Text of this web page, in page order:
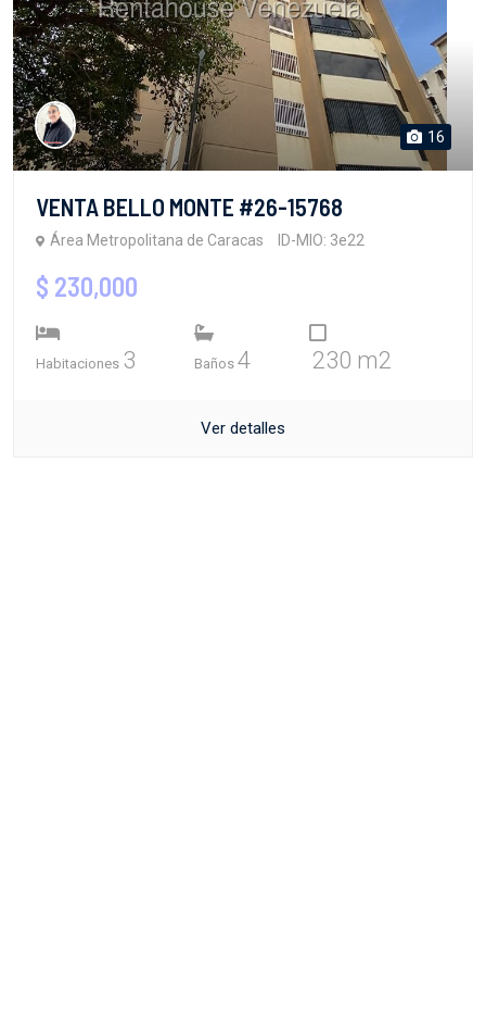
16
VENTA BELLO MONTE #26-15768
Área Metropolitana de Caracas ID-MIO: 3e22
$ 230,000
Habitaciones 3 Baños 4 230 m2
Ver detalles